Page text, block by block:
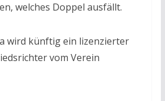
welches Doppel ausfällt.
wird künftig ein lizenzierter
vom Verein